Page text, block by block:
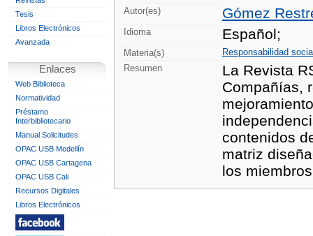
Tesis
Libros Electrónicos
Avanzada
Enlaces
Web Biblioteca
Normatividad
Préstamo
Interbibliotecario
Manual Solicitudes
OPAC USB Medellín
OPAC USB Cartagena
OPAC USB Cali
Recursos Digitales
Libros Electrónicos
Autor(es) Gómez
Idioma Español;
Materia(s)
Responsabilidad
Resumen
La Revista
Compañías,
contenidos
matriz
los